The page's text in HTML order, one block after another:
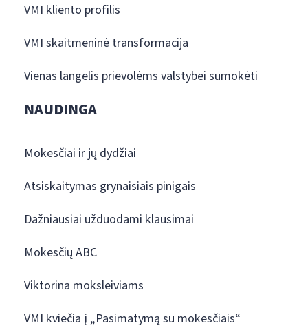
VMI kliento profilis
VMI skaitmeninė transformacija
Vienas langelis prievolėms valstybei sumokėti
NAUDINGA
Mokesčiai ir jų dydžiai
Atsiskaitymas grynaisiais pinigais
Dažniausiai užduodami klausimai
Mokesčių ABC
Viktorina moksleiviams
VMI kviečia į „Pasimatymą su mokesčiais“